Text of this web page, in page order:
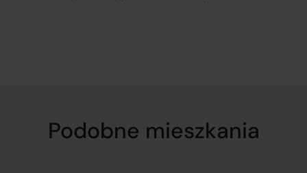
Podobne mieszkania